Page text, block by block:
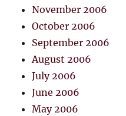
November 2006
October 2006
September 2006
August 2006
July 2006
June 2006
May 2006